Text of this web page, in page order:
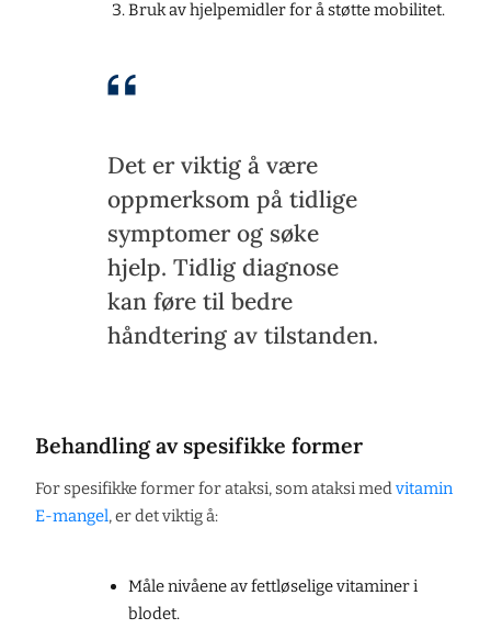
Bruk av hjelpemidler for å støtte mobilitet.
Det er viktig å være
oppmerksom på tidlige
symptomer og søke
hjelp. Tidlig diagnose
kan føre til bedre
håndtering av tilstanden.
Behandling av spesifikke former
For spesifikke former for ataksi, som ataksi medvitamin
E-mangel, er det viktig å:
Måle nivåene av fettløselige vitaminer i
blodet.